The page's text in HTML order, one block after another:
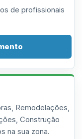
de profissionais
Remodelações,
Construção
na sua zona.